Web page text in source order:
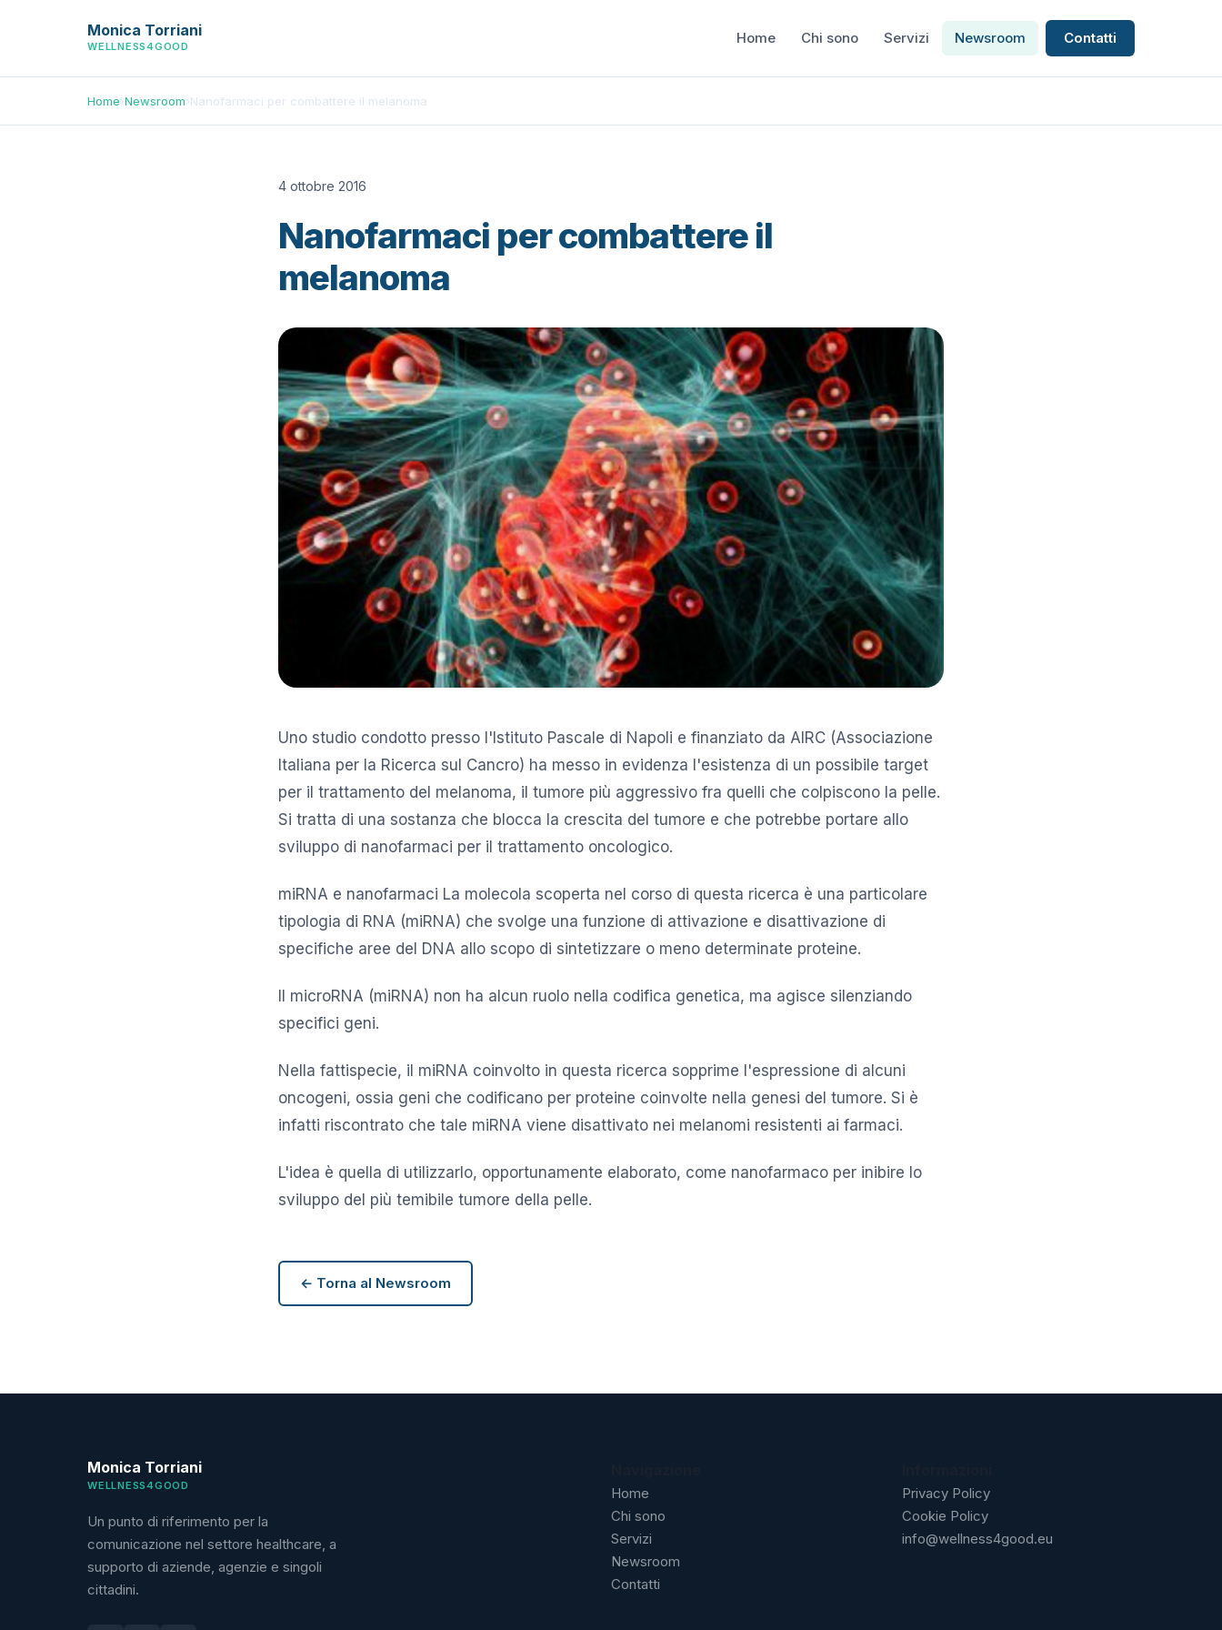
Monica Torriani
WELLNESS4GOOD Home Chi sono Servizi Newsroom Contatti
Home›Newsroom›Nanofarmaci per combattere il melanoma
4 ottobre 2016
Nanofarmaci per combattere il
melanoma
Uno studio condotto presso l'Istituto Pascale di Napoli e finanziato da AIRC (Associazione
Italiana per la Ricerca sul Cancro) ha messo in evidenza l'esistenza di un possibile target
per il trattamento del melanoma, il tumore più aggressivo fra quelli che colpiscono la pelle.
Si tratta di una sostanza che blocca la crescita del tumore e che potrebbe portare allo
sviluppo di nanofarmaci per il trattamento oncologico.
miRNA e nanofarmaci La molecola scoperta nel corso di questa ricerca è una particolare
tipologia di RNA (miRNA) che svolge una funzione di attivazione e disattivazione di
specifiche aree del DNA allo scopo di sintetizzare o meno determinate proteine.
Il microRNA (miRNA) non ha alcun ruolo nella codifica genetica, ma agisce silenziando
specifici geni.
Nella fattispecie, il miRNA coinvolto in questa ricerca sopprime l'espressione di alcuni
oncogeni, ossia geni che codificano per proteine coinvolte nella genesi del tumore. Si è
infatti riscontrato che tale miRNA viene disattivato nei melanomi resistenti ai farmaci.
L'idea è quella di utilizzarlo, opportunamente elaborato, come nanofarmaco per inibire lo
sviluppo del più temibile tumore della pelle.
← Torna al Newsroom
Monica Torriani
WELLNESS4GOOD
Un punto di riferimento per la
comunicazione nel settore healthcare, a
supporto di aziende, agenzie e singoli
cittadini.
Home
Chi sono
Servizi
Newsroom
Contatti
Privacy Policy
Cookie Policy
info@wellness4good.eu